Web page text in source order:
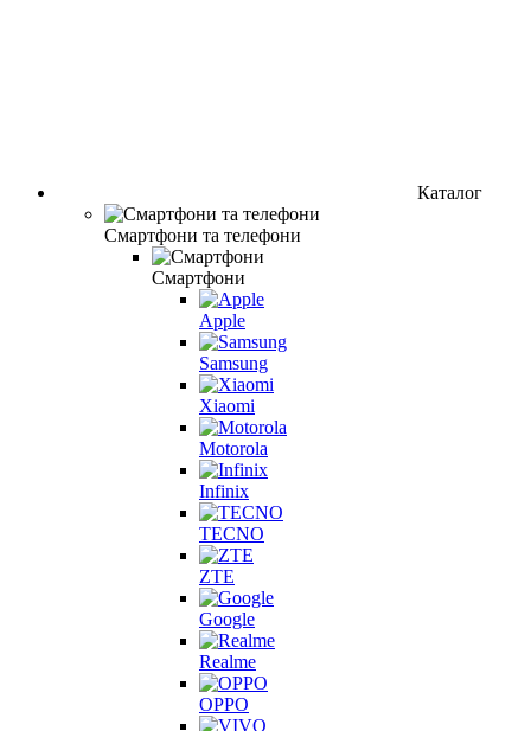
Каталог
Смартфони та телефони
Смартфони
Apple
Samsung
Xiaomi
Motorola
Infinix
TECNO
ZTE
Google
Realme
OPPO